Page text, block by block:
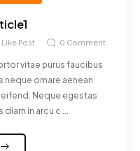
Like Post 0 Comment
vitae purus faucibus
neque ornare aenean
Neque egestas
in arcu c ...